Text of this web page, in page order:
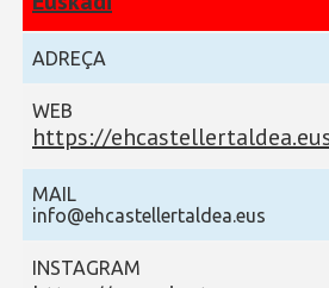
ADREÇA
WEB
https://
MAIL
info@ehcastellertaldea.eus
INSTAGRAM